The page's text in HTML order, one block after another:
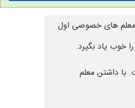
معلم های خصوصی اول
خوب یاد بگیرد.
با داشتن معلم